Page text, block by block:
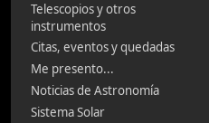
Telescopios y otros
instrumentos
Citas, eventos y quedadas
Me presento...
Noticias de Astronomía
Sistema Solar